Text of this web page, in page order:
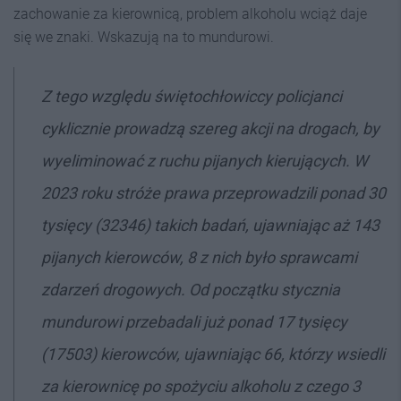
zachowanie za kierownicą, problem alkoholu wciąż daje
się we znaki. Wskazują na to mundurowi.
Z tego względu świętochłowiccy policjanci
cyklicznie prowadzą szereg akcji na drogach, by
wyeliminować z ruchu pijanych kierujących. W
2023 roku stróże prawa przeprowadzili ponad 30
tysięcy (32346) takich badań, ujawniając aż 143
pijanych kierowców, 8 z nich było sprawcami
zdarzeń drogowych. Od początku stycznia
mundurowi przebadali już ponad 17 tysięcy
(17503) kierowców, ujawniając 66, którzy wsiedli
za kierownicę po spożyciu alkoholu z czego 3